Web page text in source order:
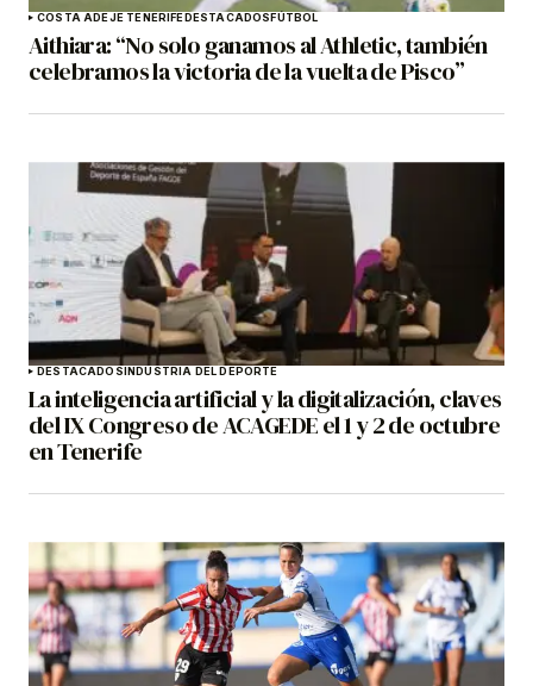
COSTA ADEJE TENERIFEDESTACADOSFÚTBOL
Aithiara: “No solo ganamos al Athletic, también
celebramos la victoria de la vuelta de Pisco”
DESTACADOSINDUSTRIA DEL DEPORTE
La inteligencia artificial y la digitalización, claves
del IX Congreso de ACAGEDE el 1 y 2 de octubre
en Tenerife